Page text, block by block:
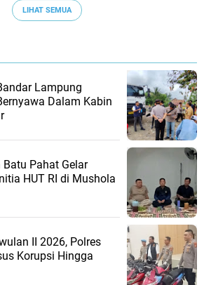
LIHAT SEMUA
Lampung
Dalam Kabin
Pahat Gelar
HUT RI di Mushola
II 2026, Polres
Korupsi Hingga